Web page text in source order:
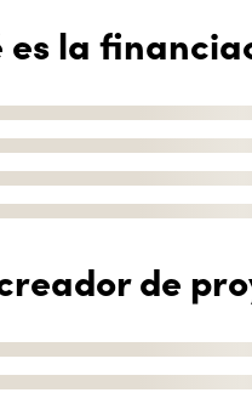
es la
de